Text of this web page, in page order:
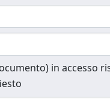
in accesso